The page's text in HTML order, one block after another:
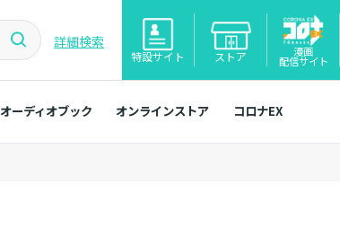
詳細検索
特設サイト ストア 漫画
配信サイト
オーディオブック オンラインストア コロナEX